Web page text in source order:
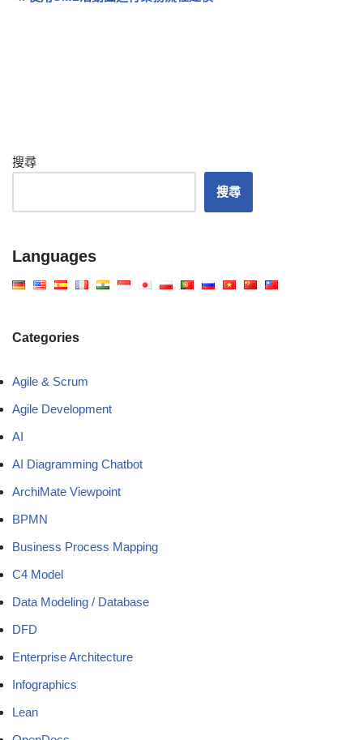
搜尋
搜尋
Languages
Categories
Agile & Scrum
Agile Development
AI
AI Diagramming Chatbot
ArchiMate Viewpoint
BPMN
Business Process Mapping
C4 Model
Data Modeling / Database
DFD
Enterprise Architecture
Infographics
Lean